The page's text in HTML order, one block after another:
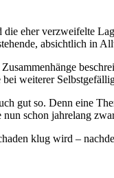
eher verzweifelte
absichtlich in
weiterer
gut so. Denn eine
schon jahrelang
klug wird –